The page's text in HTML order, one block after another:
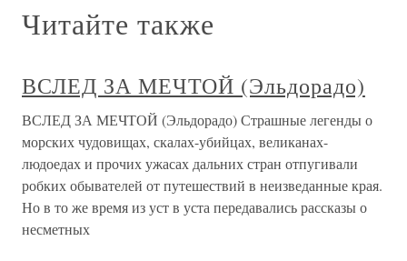
Читайте также
ВСЛЕД ЗА МЕЧТОЙ (Эльдорадо)
ВСЛЕД ЗА МЕЧТОЙ (Эльдорадо) Страшные легенды о
морских чудовищах, скалах-убийцах, великанах-
людоедах и прочих ужасах дальних стран отпугивали
робких обывателей от путешествий в неизведанные края.
Но в то же время из уст в уста передавались рассказы о
несметных